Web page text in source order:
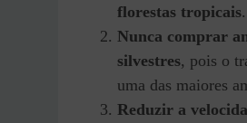
florestas tropicais.
Nunca comprar
silvestres, pois o
uma das maiores
Reduzir a